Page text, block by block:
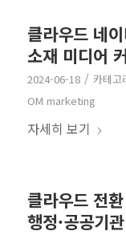
클라우드 네
소재 미디어
2024-06-18 / 카테고
OM marketing
자세히 보기
클라우드 전
행정·공공기